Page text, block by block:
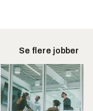
Se flere jobber